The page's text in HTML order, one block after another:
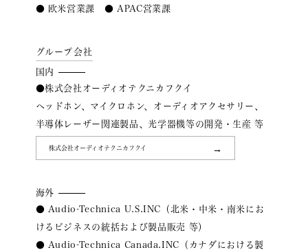
● 欧米営業課 ● APAC営業課
グループ会社
国内
●株式会社オーディオテクニカフクイ
ヘッドホン、マイクロホン、オーディオアクセサリー、
半導体レーザー関連製品、光学器機等の開発・生産 等
株式会社オーディオテクニカフクイ
海外
● Audio-Technica U.S.INC（北米・中米・南米にお
けるビジネスの統括および製品販売 等）
● Audio-Technica Canada.INC（カナダにおける製